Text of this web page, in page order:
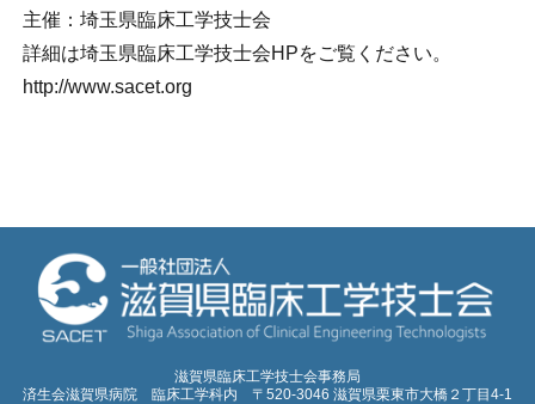
主催：埼玉県臨床工学技士会
詳細は埼玉県臨床工学技士会HPをご覧ください。
http://www.sacet.org
滋賀県臨床工学技士会事務局
済生会滋賀県病院 臨床工学科内 〒520-3046 滋賀県栗東市大橋２丁目4-1